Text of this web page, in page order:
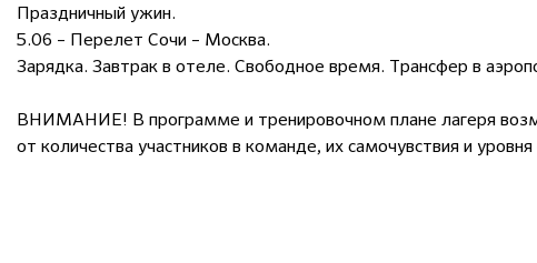
Праздничный ужин.
5.06 – Перелет Сочи – Москва.
Зарядка. Завтрак в отеле. Свободное время. Трансфер в
ВНИМАНИЕ! В программе и тренировочном плане лагеря
от количества участников в команде, их самочувствия и